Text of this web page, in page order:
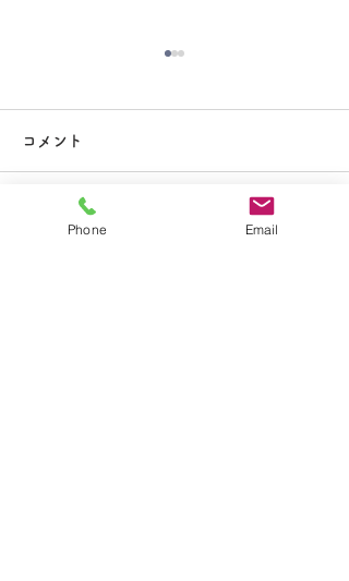
夏休み期間中のお知らせ
コメント
コメントを追加…
Phone Email